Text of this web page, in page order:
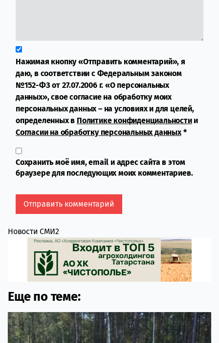
Нажимая кнопку «Отправить комментарий», я
даю, в соответствии с Федеральным законом
№152-ФЗ от 27.07.2006 г. «О персональных
данных», свое согласие на обработку моих
персональных данных – на условиях и для целей,
определенных в Политике конфиденциальностии
Согласии на обработку персональных данных*
Сохранить моё имя, email и адрес сайта в этом
браузере для последующих моих комментариев.
Новости СМИ2
Еще по теме: